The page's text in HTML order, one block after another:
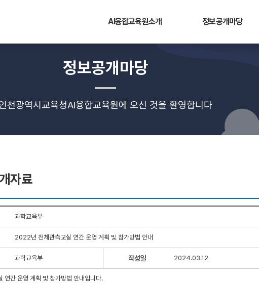
AI융합교육원소개 정보공개마당
정보공개마당
천광역시교육청AI융합교육원에 오신 것을 환영합니다
자료
과학교육부
2022년 천체관측교실 연간 운영 계획 및 참가방법 안내
과학교육부 작성일 2024.03.12
간 운영 계획 및 참가방법 안내입니다.